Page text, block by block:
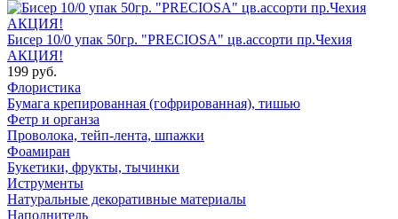
Бисер 10/0 упак 50гр. "PRECIOSA" цв.ассорти пр.Чехия
АКЦИЯ!
199 руб.
Флористика
Бумага крепированная (гофрированная), тишью
Фетр и органза
Проволока, тейп-лента, шпажки
Фоамиран
Букетики, фрукты, тычинки
Иструменты
Натуральные декоративные материалы
Наполнитель